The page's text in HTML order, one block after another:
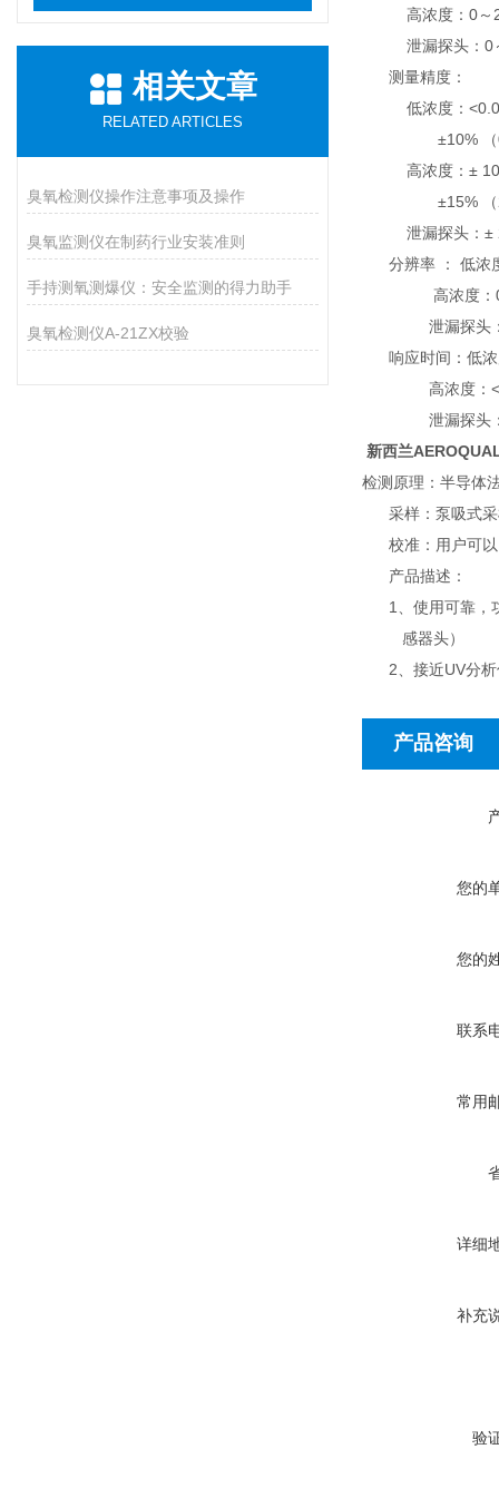
相关文章
RELATED ARTICLES
臭氧检测仪操作注意事项及操作
臭氧监测仪在制药行业安装准则
手持测氧测爆仪：安全监测的得力助手
臭氧检测仪A-21ZX校验
高浓度：0～
泄漏探头：0
测量精度：
低浓度：
±10% （
高浓度：±
±15% （
泄漏探头：±
分辨率 ： 低
高浓度：
泄漏探头
响应时间：低
高浓度：
泄漏探头
新西兰
检测原理：半导
采样：泵吸式
校准：用户可
产品描述：
1、使用可靠，
感器头）
2、接近UV分析
产品咨询
您的
您的
联系
常用
详细
补充
验